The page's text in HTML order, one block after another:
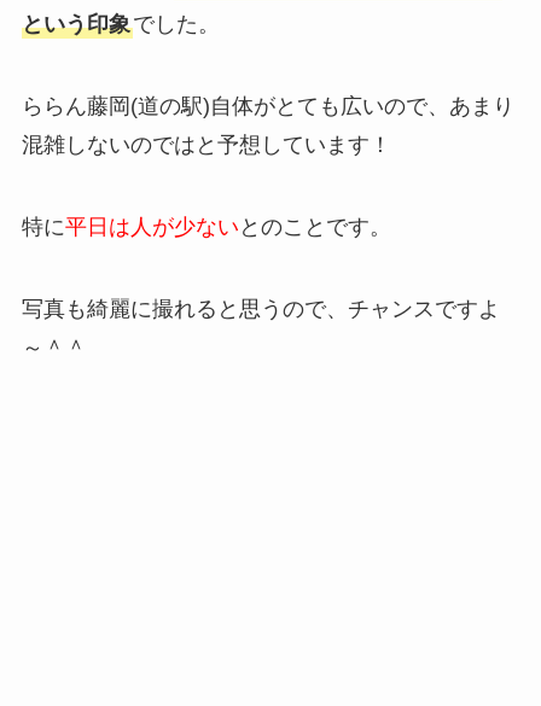
という印象でした。
ららん藤岡(道の駅)自体がとても広いので、あまり
混雑しないのではと予想しています！
特に平日は人が少ない とのことです。
写真も綺麗に撮れると思うので、チャンスですよ
～＾＾